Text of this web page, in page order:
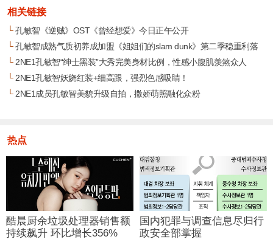
相关链接
└孔敏智《逆贼》OST《曾经想爱》今日正午公开
└孔敏智成熟气质初养成加盟《姐姐们的slam dunk》第二季稳重利落
└2NE1孔敏智“绅士黑装”大秀完美身材比例，性感小腹肌羡煞众人
└2NE1孔敏智妖娆红装+细高跟，强烈色感吸睛！
└2NE1成员孔敏智美貌升级自拍，撒娇萌照融化众粉
热点
酷晨厨余垃圾处理器销售额
持续飙升 环比增长356%
国内犯罪与调查信息尽归行
政安全部掌握